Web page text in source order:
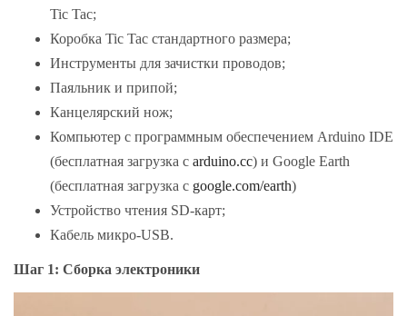
Tic Tac;
Коробка Tic Tac стандартного размера;
Инструменты для зачистки проводов;
Паяльник и припой;
Канцелярский нож;
Компьютер с программным обеспечением Arduino IDE
(бесплатная загрузка с arduino.cc) и Google Earth
(бесплатная загрузка с google.com/earth)
Устройство чтения SD-карт;
Кабель микро-USB.
Шаг 1: Сборка электроники